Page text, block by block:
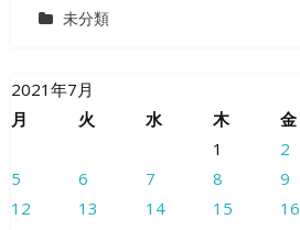
未分類
2021年7月
月
火 水 木 金
1
2
5
6 7 8 9
12
13 14 15 16